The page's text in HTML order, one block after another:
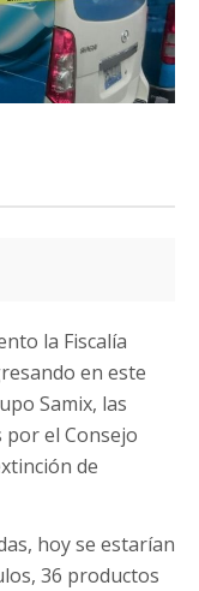
la Fiscalía
en este
Samix, las
por el Consejo
de
hoy se estarían
36 productos